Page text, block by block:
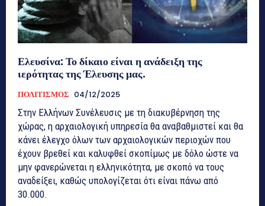
Ελευσίνα: Το δίκαιο είναι η ανάδειξη της
ιερότητας της Έλευσης μας.
ΠΟΛΙΤΙΣΜΟΣ 04/12/2025
Στην Ελλήνων Συνέλευσις με τη διακυβέρνηση της
χώρας, η αρχαιολογική υπηρεσία θα αναβαθμιστεί και θα
κάνει έλεγχο όλων των αρχαιολογικών περιοχών που
έχουν βρεθεί και καλυφθεί σκοπίμως με δόλο ώστε να
μην φανερώνεται η ελληνικότητα, με σκοπό να τους
αναδείξει, καθώς υπολογίζεται ότι είναι πάνω από
30.000.